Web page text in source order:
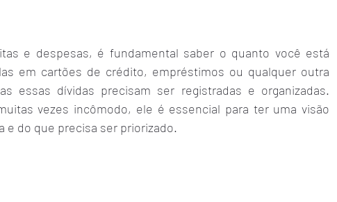
e despesas, é fundamental saber o quanto você está
em cartões de crédito, empréstimos ou qualquer outra
essas dívidas precisam ser registradas e organizadas.
vezes incômodo, ele é essencial para ter uma visão
e do que precisa ser priorizado.